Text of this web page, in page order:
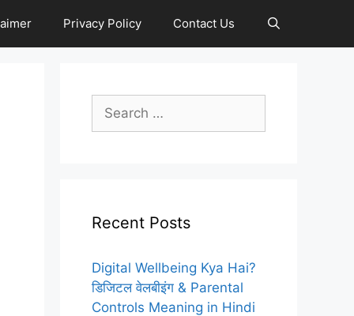
Privacy Policy Contact Us
Search
for:
Recent Posts
Digital Wellbeing Kya Hai?
डिजिटल वेलबीइंग & Parental
Controls Meaning in Hindi